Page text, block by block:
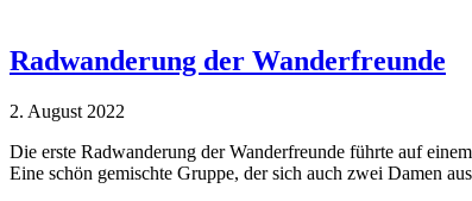
Radwanderung der Wanderfreunde
2. August 2022
Die erste Radwanderung der Wanderfreunde führte auf
Eine schön gemischte Gruppe, der sich auch zwei Damen